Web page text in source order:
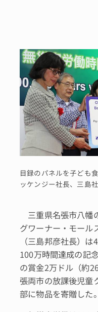
目録のパネルを子ども
ッケンジー社長、三島
三重県名張市八幡
グワーナー・モール
（三島邦彦社長）
100万時間達成の記
の賞金2万ドル（約
張両市の放課後児童
部に物品を寄贈した。